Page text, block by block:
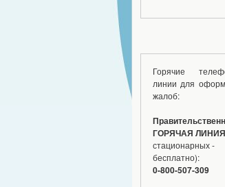
Горячие
линии для
жалоб:
ГОРЯЧАЯ ЛИНИЯ
стационарных -
бесплатно):
0-800-507-309